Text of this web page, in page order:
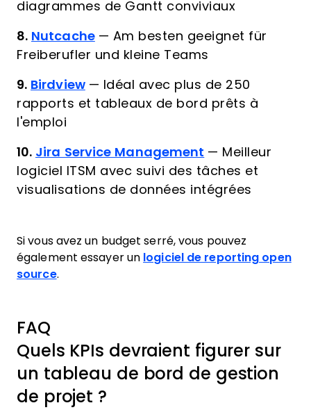
diagrammes de Gantt conviviaux
8. Nutcache — Am besten geeignet für
Freiberufler und kleine Teams
9. Birdview — Idéal avec plus de 250
rapports et tableaux de bord prêts à
l'emploi
10. Jira Service Management — Meilleur
logiciel ITSM avec suivi des tâches et
visualisations de données intégrées
Si vous avez un budget serré, vous pouvez
également essayer un logiciel de reporting open
source.
FAQ
Quels KPIs devraient figurer sur
un tableau de bord de gestion
de projet ?